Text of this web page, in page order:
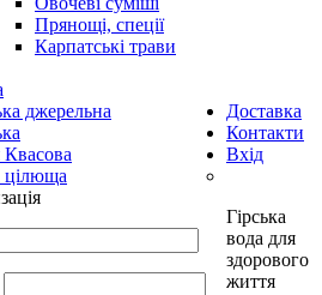
Прянощі, спеції
Карпатські трави
джерельна
Квасова
цілюща
Доставка
Контакти
Вхід
Гірська
вода для
здорового
життя